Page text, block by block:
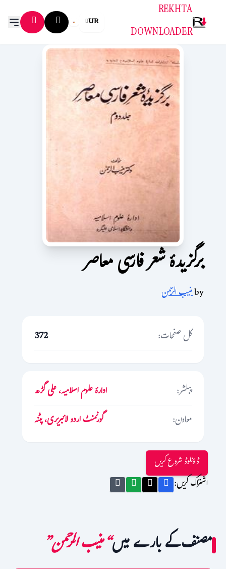
REKHTA
DOWNLOADER
UR
برگزیدۂ شعر فارسی معاصر
byمنیب الرحمن
کل صفحات:
372
پبلشر:
ادارۂ علوم اسلامیہ، علی گڑھ
معاون:
گورنمنٹ اردو لائبریری، پٹنہ
ڈاؤنلوڈ شروع کریں
اشتراک کریں:
مصنف کے بارے میں“منیب الرحمن”